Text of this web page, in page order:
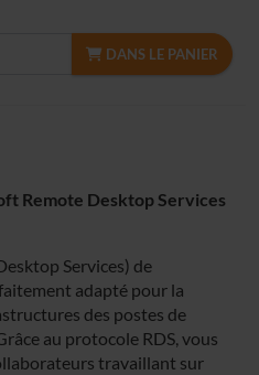
DANS LE PANIER
Remote Desktop Services
Services) de
adapté pour la
des postes de
au protocole RDS, vous
travaillant sur